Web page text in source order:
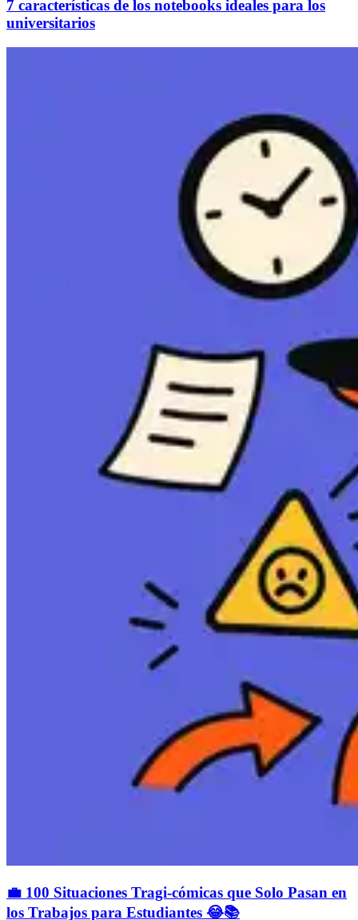
7 características de los notebooks ideales para los
universitarios
💼 100 Situaciones Tragi-cómicas que Solo Pasan en
los Trabajos para Estudiantes 😂📚